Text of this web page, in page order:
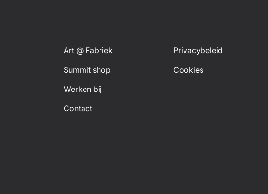
Art @ Fabriek
Summit shop
Werken bij
Contact
Privacybeleid
Cookies